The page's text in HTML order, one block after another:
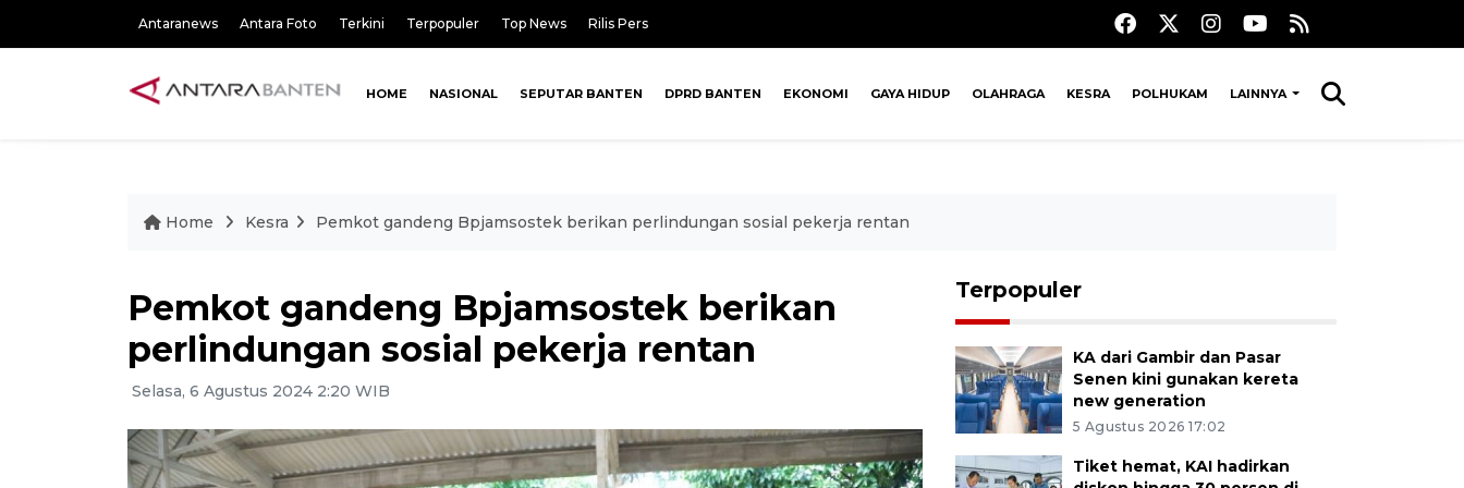
Antaranews Antara Foto Terkini Terpopuler Top News Rilis Pers
HOME NASIONAL SEPUTAR BANTEN DPRD BANTEN EKONOMI GAYA HIDUP OLAHRAGA KESRA POLHUKAM LAINNYA
Home Kesra Pemkot gandeng Bpjamsostek berikan perlindungan sosial pekerja rentan
Pemkot gandeng Bpjamsostek berikan
perlindungan sosial pekerja rentan
Selasa, 6 Agustus 2024 2:20 WIB
Terpopuler
KA dari Gambir dan Pasar
Senen kini gunakan kereta
new generation
5 Agustus 2026 17:02
Tiket hemat, KAI hadirkan